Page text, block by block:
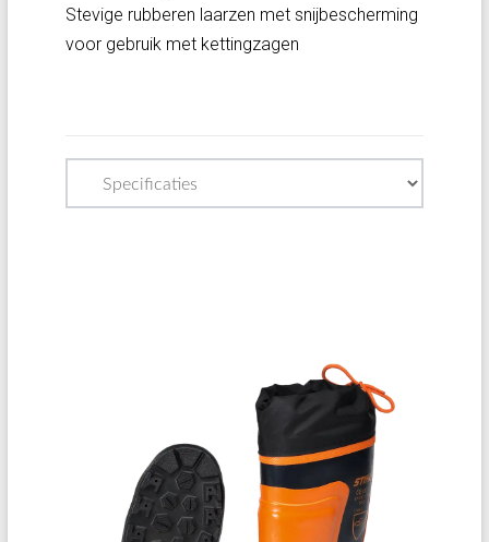
Stevige rubberen laarzen met snijbescherming
voor gebruik met kettingzagen